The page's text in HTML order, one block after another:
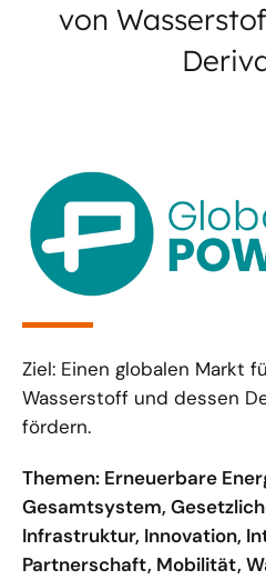
von
Ziel: Einen globalen Markt
Wasserstoff und dessen
fördern.
Themen: Erneuerbare
Gesamtsystem,
Infrastruktur, Innovation,
Partnerschaft, Mobilität,